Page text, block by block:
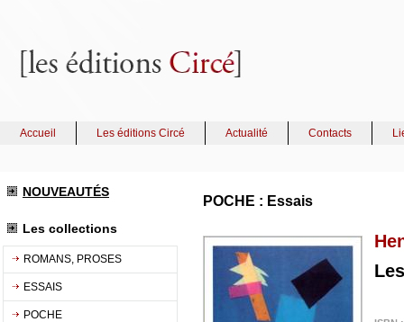
Accueil Les éditions Circé Actualité Contacts
NOUVEAUTÉS
Les collections
ROMANS, PROSES
ESSAIS
POCHE
POCHE : Essais